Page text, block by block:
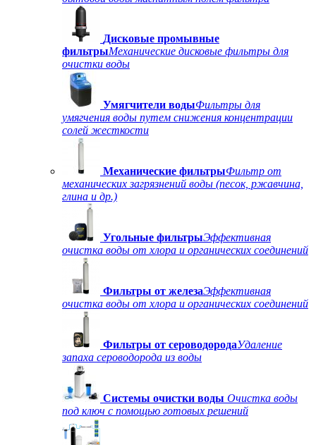
Дисковые промывные
фильтрыМеханические дисковые фильтры для
очистки воды
Умягчители водыФильтры для
умягчения воды путем снижения концентрации
солей жесткости
Механические фильтрыФильтр от
механических загрязнений воды (песок, ржавчина,
глина и др.)
Угольные фильтрыЭффективная
очистка воды от хлора и органических соединений
Фильтры от железаЭффективная
очистка воды от хлора и органических соединений
Фильтры от сероводородаУдаление
запаха сероводорода из воды
Системы очистки воды Очистка воды
под ключ с помощью готовых решений